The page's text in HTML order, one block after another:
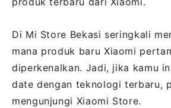
Di Mi Store Bekasi seringkali
mana produk baru Xiaomi
diperkenalkan. Jadi, jika kamu
date dengan teknologi terbaru,
mengunjungi Xiaomi Store.